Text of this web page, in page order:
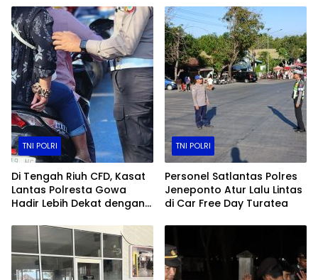
TNI POLRI
Di Tengah Riuh CFD, Kasat
Lantas Polresta Gowa
Hadir Lebih Dekat dengan
TNI POLRI
Personel Satlantas Polres
Jeneponto Atur Lalu Lintas
di Car Free Day Turatea